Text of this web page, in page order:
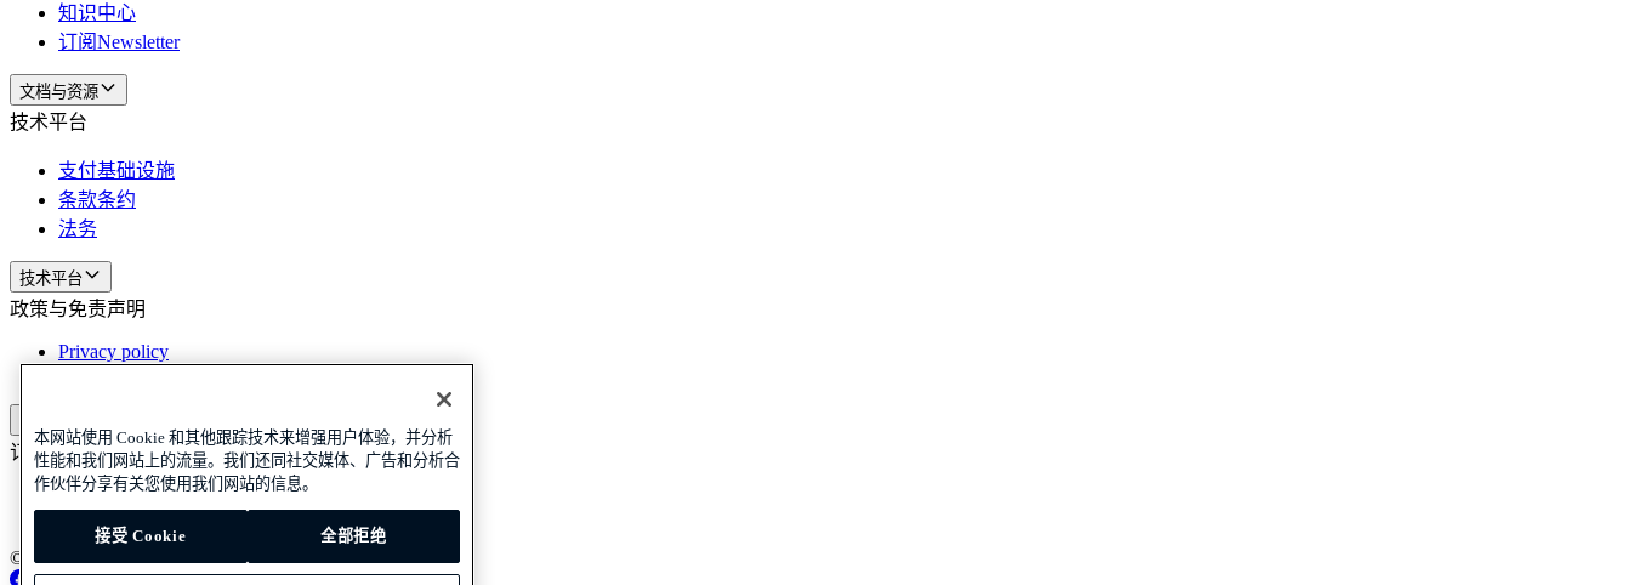
知识中心
订阅Newsletter
文档与资源
技术平台
支付基础设施
条款条约
法务
技术平台
政策与免责声明
Privacy policy
订阅我们的新闻 订阅我们的新闻订阅我们的新闻
Privacy policy
Cookie policy
© 2026 Adyen
本网站使用 Cookie 和其他跟踪技术来增强用户体验，并分析
性能和我们网站上的流量。我们还同社交媒体、广告和分析合
作伙伴分享有关您使用我们网站的信息。
接受 Cookie 全部拒绝